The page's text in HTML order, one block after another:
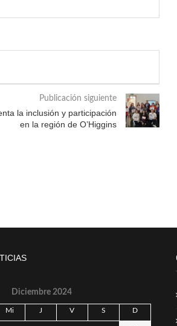
Publicación siguiente
la inclusión y participación
en la región de O’Higgins
Diciembre 2024
Mi J V S D